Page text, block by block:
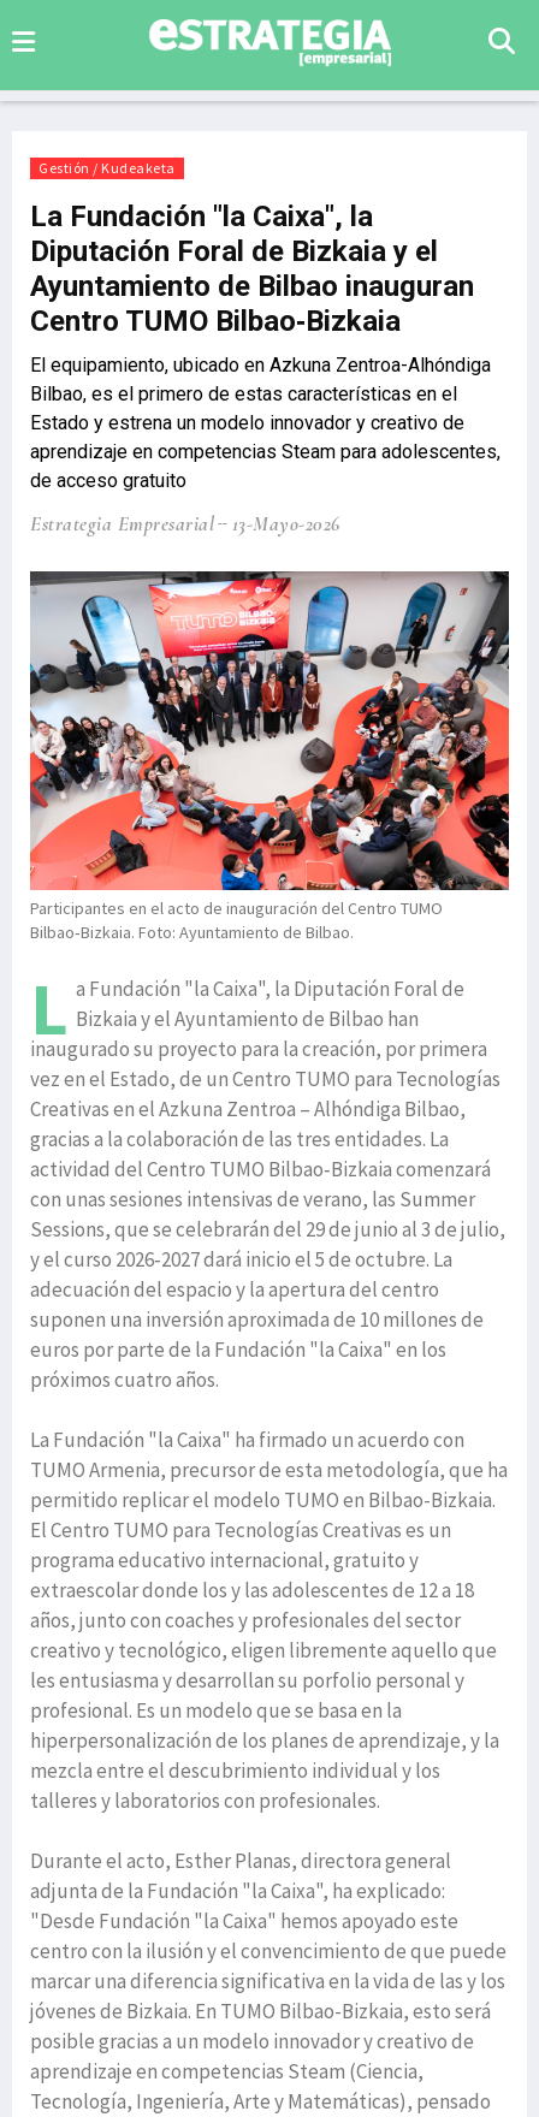
Gestión / Kudeaketa
La Fundación "la Caixa", la
Diputación Foral de Bizkaia y el
Ayuntamiento de Bilbao inauguran
Centro TUMO Bilbao‑Bizkaia
El equipamiento, ubicado en Azkuna Zentroa-Alhóndiga
Bilbao, es el primero de estas características en el
Estado y estrena un modelo innovador y creativo de
aprendizaje en competencias Steam para adolescentes,
de acceso gratuito
Estrategia Empresarial 13-Mayo-2026
Participantes en el acto de inauguración del Centro TUMO
Bilbao‑Bizkaia. Foto: Ayuntamiento de Bilbao.
L a Fundación "la Caixa", la Diputación Foral de
Bizkaia y el Ayuntamiento de Bilbao han
inaugurado su proyecto para la creación, por primera
vez en el Estado, de un Centro TUMO para Tecnologías
Creativas en el Azkuna Zentroa – Alhóndiga Bilbao,
gracias a la colaboración de las tres entidades. La
actividad del Centro TUMO Bilbao‑Bizkaia comenzará
con unas sesiones intensivas de verano, las Summer
Sessions, que se celebrarán del 29 de junio al 3 de julio,
y el curso 2026‑2027 dará inicio el 5 de octubre. La
adecuación del espacio y la apertura del centro
suponen una inversión aproximada de 10 millones de
euros por parte de la Fundación "la Caixa" en los
próximos cuatro años.
La Fundación "la Caixa" ha firmado un acuerdo con
TUMO Armenia, precursor de esta metodología, que ha
permitido replicar el modelo TUMO en Bilbao-Bizkaia.
El Centro TUMO para Tecnologías Creativas es un
programa educativo internacional, gratuito y
extraescolar donde los y las adolescentes de 12 a 18
años, junto con coaches y profesionales del sector
creativo y tecnológico, eligen libremente aquello que
les entusiasma y desarrollan su porfolio personal y
profesional. Es un modelo que se basa en la
hiperpersonalización de los planes de aprendizaje, y la
mezcla entre el descubrimiento individual y los
talleres y laboratorios con profesionales.
Durante el acto, Esther Planas, directora general
adjunta de la Fundación "la Caixa", ha explicado:
"Desde Fundación "la Caixa" hemos apoyado este
centro con la ilusión y el convencimiento de que puede
marcar una diferencia significativa en la vida de las y los
jóvenes de Bizkaia. En TUMO Bilbao-Bizkaia, esto será
posible gracias a un modelo innovador y creativo de
aprendizaje en competencias Steam (Ciencia,
Tecnología, Ingeniería, Arte y Matemáticas), pensado